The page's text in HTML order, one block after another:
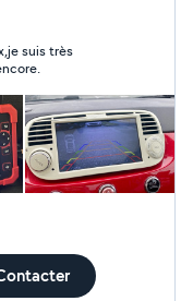
de réparation
disponibles : -
un
brefs délais.
!
suis très